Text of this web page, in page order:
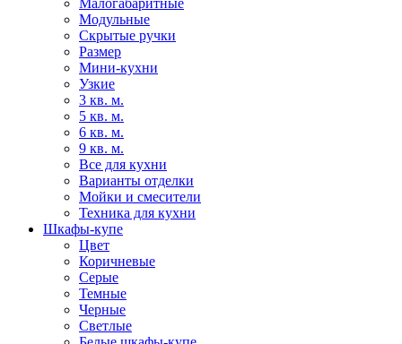
Малогабаритные
Модульные
Скрытые ручки
Размер
Мини-кухни
Узкие
3 кв. м.
5 кв. м.
6 кв. м.
9 кв. м.
Все для кухни
Варианты отделки
Мойки и смесители
Техника для кухни
Шкафы-купе
Цвет
Коричневые
Серые
Темные
Черные
Светлые